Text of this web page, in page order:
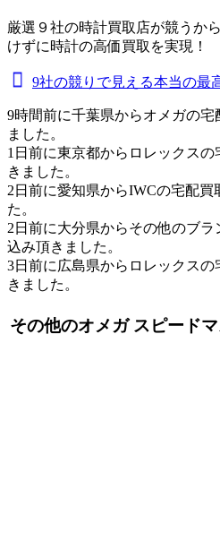
厳選９社の時計買取店が競うか
けずに時計の高価買取を実現！
9社の競りで見える本当の最
9時間前に千葉県からオメガの宅
ました。
1日前に東京都からロレックス
きました。
2日前に愛知県からIWCの宅配買
た。
2日前に大分県からその他のブ
込み頂きました。
3日前に広島県からロレックス
きました。
その他のオメガ スピード